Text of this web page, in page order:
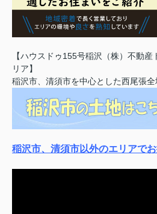
【ハウスドゥ155号稲沢（株）不動
リア】
稲沢市、清須市を中心とした西尾張全
稲沢市、清須市以外のエリアで